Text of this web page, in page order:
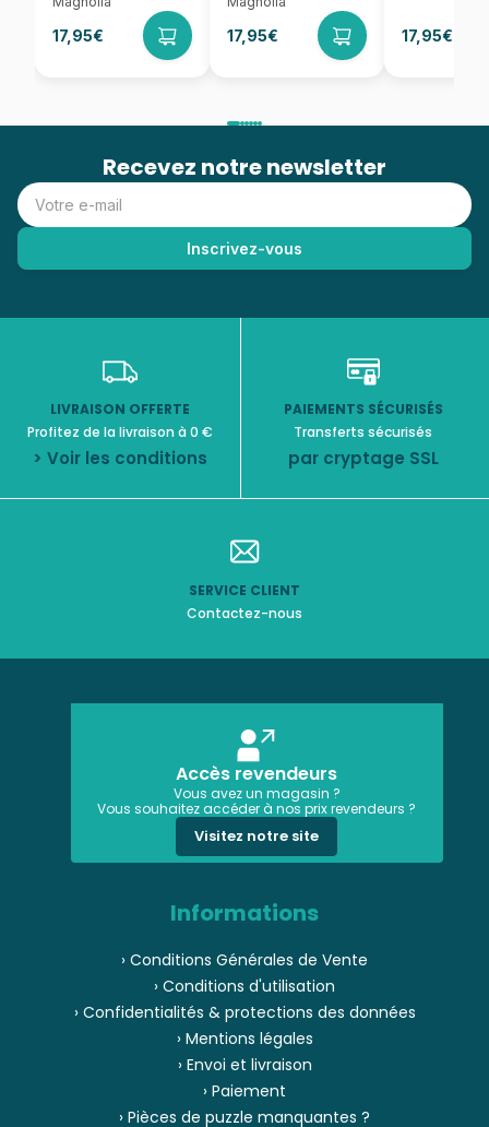
17,95€ 17,95€ 17,95€
Recevez notre newsletter
LIVRAISON OFFERTE
Profitez de la livraison à 0 €
> Voir les conditions
PAIEMENTS SÉCURISÉS
Transferts sécurisés
par cryptage SSL
SERVICE CLIENT
Contactez-nous
Accès revendeurs
Vous avez un magasin ?
Vous souhaitez accéder à nos prix revendeurs ?
Visitez notre site
Informations
› Conditions Générales de Vente
› Conditions d'utilisation
› Confidentialités & protections des données
› Mentions légales
› Envoi et livraison
› Paiement
› Pièces de puzzle manquantes ?